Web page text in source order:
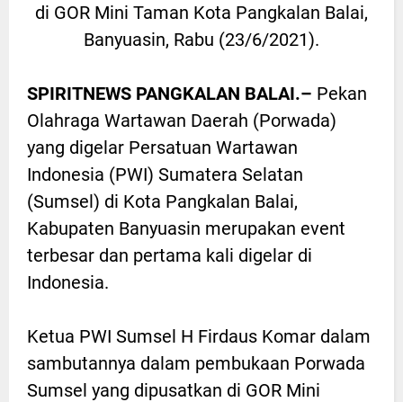
di GOR Mini Taman Kota Pangkalan Balai,
Banyuasin, Rabu (23/6/2021).
SPIRITNEWS PANGKALAN BALAI.– Pekan
Olahraga Wartawan Daerah (Porwada)
yang digelar Persatuan Wartawan
Indonesia (PWI) Sumatera Selatan
(Sumsel) di Kota Pangkalan Balai,
Kabupaten Banyuasin merupakan event
terbesar dan pertama kali digelar di
Indonesia.
Ketua PWI Sumsel H Firdaus Komar dalam
sambutannya dalam pembukaan Porwada
Sumsel yang dipusatkan di GOR Mini